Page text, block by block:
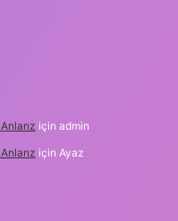
için admin
için Ayaz